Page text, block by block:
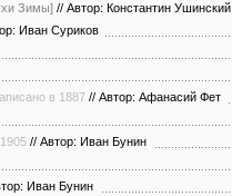
Зимы] // Автор: Константин Ушинский
Иван Суриков
в 1887 // Автор: Афанасий Фет
// Автор: Иван Бунин
Иван Бунин